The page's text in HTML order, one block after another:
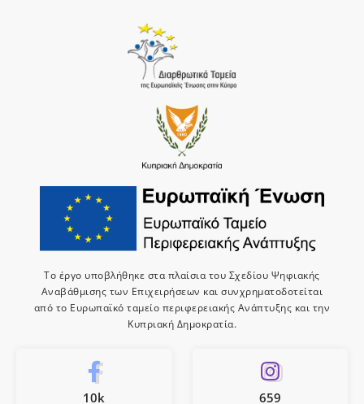
Το έργο υποβλήθηκε στα πλαίσια του Σχεδίου Ψηφιακής
Αναβάθμισης των Επιχειρήσεων και συνχρηματοδοτείται
από το Ευρωπαϊκό ταμείο περιφερειακής Ανάπτυξης και την
Κυπριακή Δημοκρατία.
10k 659